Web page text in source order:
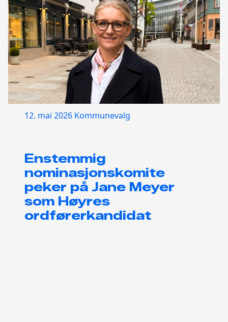
12. mai 2026 Kommunevalg
Enstemmig
nominasjonskomite
peker på Jane Meyer
som Høyres
ordførerkandidat